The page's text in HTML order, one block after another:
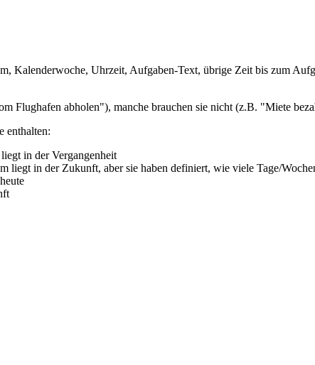
Kalenderwoche, Uhrzeit, Aufgaben-Text, übrige Zeit bis zum
Flughafen abholen"), manche brauchen sie nicht (z.B. "Miete
enthalten:
in der Vergangenheit
liegt in der Zukunft, aber sie haben definiert, wie viele Tage/